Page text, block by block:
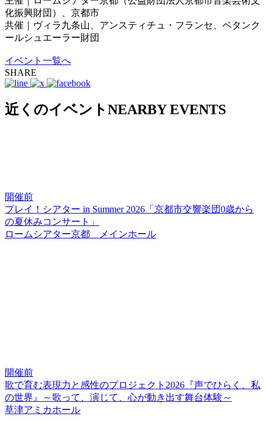
化振興財団）、京都市
共催｜ヴィラ九条山、アンスティチュ・フランセ、ベタンク
ールシュエーラー財団
イベント一覧へ
SHARE
近くのイベントNEARBY EVENTS
開催前
プレイ！シアター in Summer 2026「京都市交響楽団0歳から
の夏休みコンサート」
ロームシアター京都 メインホール
開催前
歌で育む表現力と感性のプロジェクト2026『声でひらく、私
の世界』～歌って、演じて、心が動き出す舞台体験～
草津アミカホール